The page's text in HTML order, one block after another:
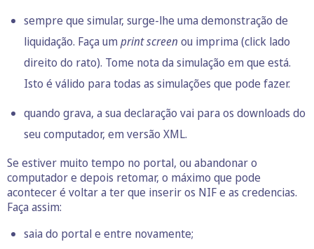
sempre que simular, surge-lhe uma demonstração de
liquidação. Faça um print screen ou imprima (click lado
direito do rato). Tome nota da simulação em que está.
Isto é válido para todas as simulações que pode fazer.
quando grava, a sua declaração vai para os downloads do
seu computador, em versão XML.
Se estiver muito tempo no portal, ou abandonar o
computador e depois retomar, o máximo que pode
acontecer é voltar a ter que inserir os NIF e as credencias.
Faça assim:
saia do portal e entre novamente;